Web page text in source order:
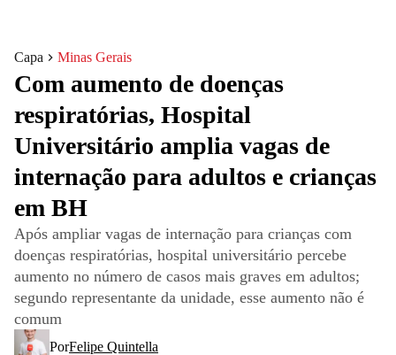
Capa Minas Gerais
Com aumento de doenças
respiratórias, Hospital
Universitário amplia vagas de
internação para adultos e crianças
em BH
Após ampliar vagas de internação para crianças com
doenças respiratórias, hospital universitário percebe
aumento no número de casos mais graves em adultos;
segundo representante da unidade, esse aumento não é
comum
PorFelipe Quintella